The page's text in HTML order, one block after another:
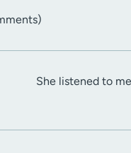
She listened to